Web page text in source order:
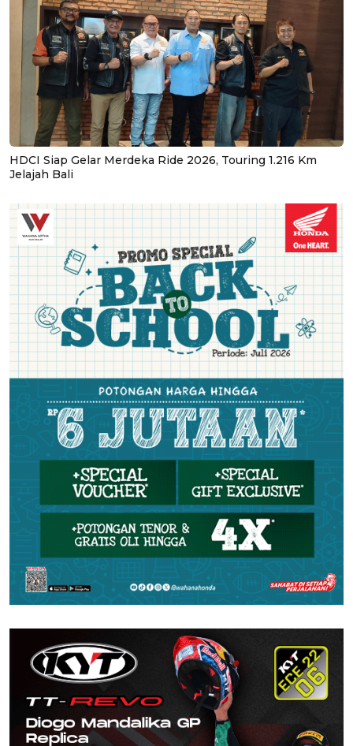
HDCI Siap Gelar Merdeka Ride 2026, Touring 1.216 Km
Jelajah Bali